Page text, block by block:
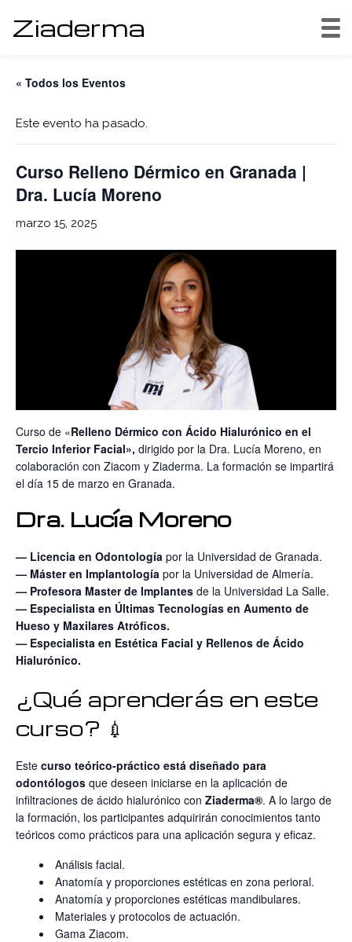
Ziaderma
« Todos los Eventos
Este evento ha pasado.
Curso Relleno Dérmico en Granada |
Dra. Lucía Moreno
marzo 15, 2025
Curso de «Relleno Dérmico con Ácido Hialurónico en el
Tercio Inferior Facial», dirigido por la Dra. Lucía Moreno, en
colaboración con Ziacom y Ziaderma. La formación se impartirá
el día 15 de marzo en Granada.
Dra. Lucía Moreno
— Licencia en Odontología por la Universidad de Granada.
— Máster en Implantología por la Universidad de Almería.
— Profesora Master de Implantes de la Universidad La Salle.
— Especialista en Últimas Tecnologías en Aumento de
Hueso y Maxilares Atróficos.
— Especialista en Estética Facial y Rellenos de Ácido
Hialurónico.
¿Qué aprenderás en este
curso? 💉
Este curso teórico-práctico está diseñado para
odontólogos que deseen iniciarse en la aplicación de
infiltraciones de ácido hialurónico con Ziaderma®. A lo largo de
la formación, los participantes adquirirán conocimientos tanto
teóricos como prácticos para una aplicación segura y eficaz.
Análisis facial.
Anatomía y proporciones estéticas en zona perioral.
Anatomía y proporciones estéticas mandibulares.
Materiales y protocolos de actuación.
Gama Ziacom.